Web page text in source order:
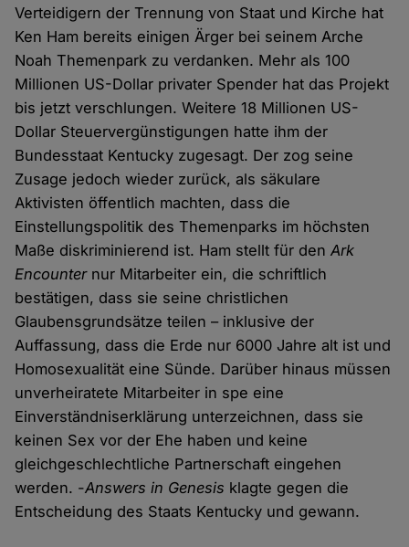
Verteidigern der Trennung von Staat und Kirche hat
Ken Ham bereits einigen Ärger bei seinem Arche
Noah Themenpark zu verdanken. Mehr als 100
Millionen US-Dollar privater Spender hat das Projekt
bis jetzt verschlungen. Weitere 18 Millionen US-
Dollar Steuervergünstigungen hatte ihm der
Bundesstaat Kentucky zugesagt. Der zog seine
Zusage jedoch wieder zurück, als säkulare
Aktivisten öffentlich machten, dass die
Einstellungspolitik des Themenparks im höchsten
Maße diskriminierend ist. Ham stellt für denArk
Encounternur Mitarbeiter ein, die schriftlich
bestätigen, dass sie seine christlichen
Glaubensgrundsätze teilen – inklusive der
Auffassung, dass die Erde nur 6000 Jahre alt ist und
Homosexualität eine Sünde. Darüber hinaus müssen
unverheiratete Mitarbeiter in spe eine
Einverständniserklärung unterzeichnen, dass sie
keinen Sex vor der Ehe haben und keine
gleichgeschlechtliche Partnerschaft eingehen
werden. -Answers in Genesis klagte gegen die
Entscheidung des Staats Kentucky und gewann.